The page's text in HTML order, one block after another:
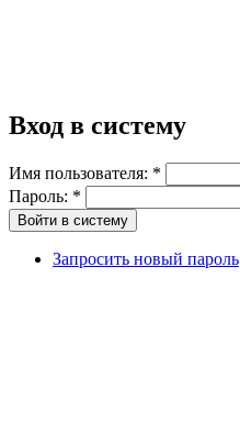
Вход в систему
Имя пользователя: *
Пароль: *
Запросить новый пароль